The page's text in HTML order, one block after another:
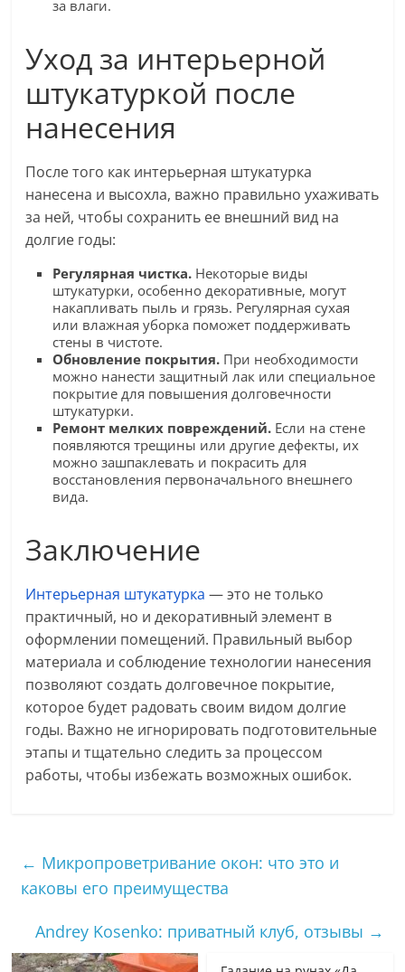
за влаги.
Уход за интерьерной
штукатуркой после
нанесения
После того как интерьерная штукатурка
нанесена и высохла, важно правильно ухаживать
за ней, чтобы сохранить ее внешний вид на
долгие годы:
Регулярная чистка. Некоторые виды
штукатурки, особенно декоративные, могут
накапливать пыль и грязь. Регулярная сухая
или влажная уборка поможет поддерживать
стены в чистоте.
Обновление покрытия. При необходимости
можно нанести защитный лак или специальное
покрытие для повышения долговечности
штукатурки.
Ремонт мелких повреждений. Если на стене
появляются трещины или другие дефекты, их
можно зашпаклевать и покрасить для
восстановления первоначального внешнего
вида.
Заключение
Интерьерная штукатурка — это не только
практичный, но и декоративный элемент в
оформлении помещений. Правильный выбор
материала и соблюдение технологии нанесения
позволяют создать долговечное покрытие,
которое будет радовать своим видом долгие
годы. Важно не игнорировать подготовительные
этапы и тщательно следить за процессом
работы, чтобы избежать возможных ошибок.
← Микропроветривание окон: что это и
каковы его преимущества
Andrey Kosenko: приватный клуб, отзывы →